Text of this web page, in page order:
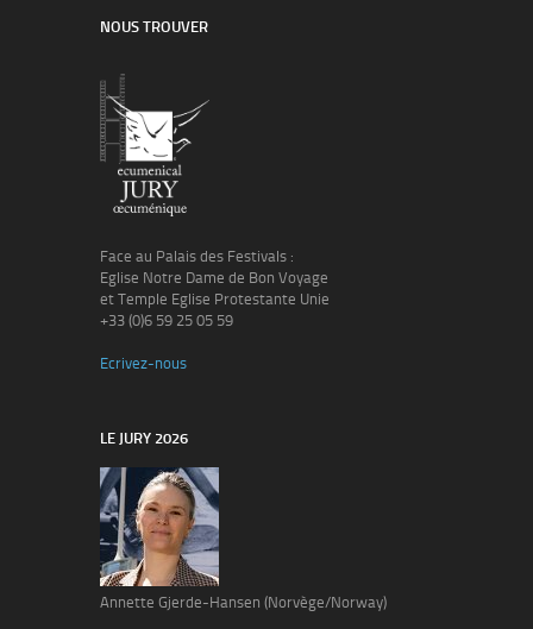
NOUS TROUVER
Face au Palais des Festivals :
Eglise Notre Dame de Bon Voyage
et Temple Eglise Protestante Unie
+33 (0)6 59 25 05 59
Ecrivez-nous
LE JURY 2026
Annette Gjerde-Hansen (Norvège/Norway)